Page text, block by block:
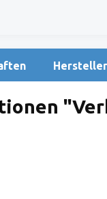
Hersteller